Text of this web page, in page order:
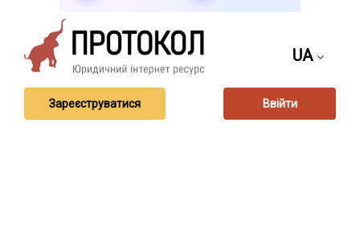
UA
Зареєструватися Ввійти